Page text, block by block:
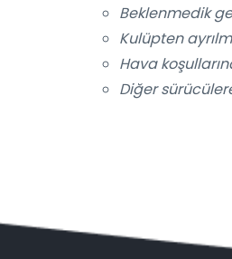
Beklenmedik
Kulüpten
Hava
Diğer